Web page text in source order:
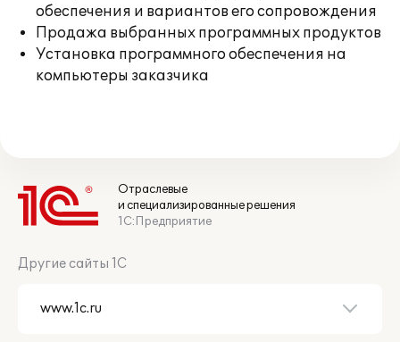
обеспечения и вариантов его сопровождения
Продажа выбранных программных продуктов
Установка программного обеспечения на
компьютеры заказчика
Отраслевые
и специализированные решения
1С:Предприятие
Другие сайты 1С